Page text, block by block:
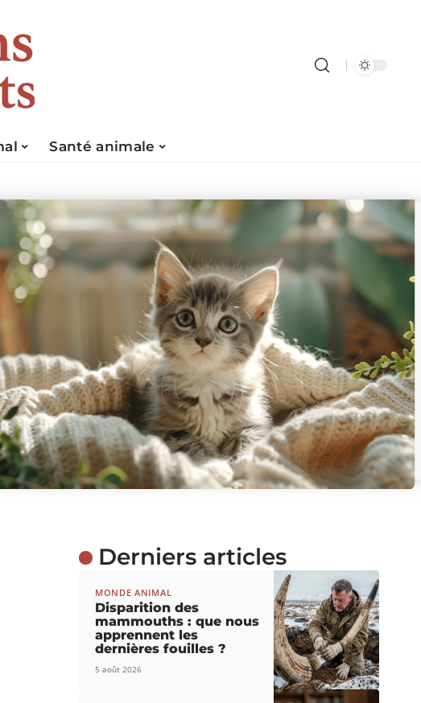
Santé animale
Derniers articles
MONDE ANIMAL
Disparition des
mammouths : que nous
apprennent les
dernières fouilles ?
5 août 2026